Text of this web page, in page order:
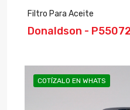
Filtro Para Aceite
Donaldson -
COTÍZALO EN WHATS